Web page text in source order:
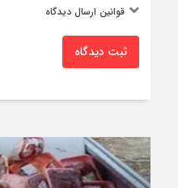
قوانین ارسال دیدگاه
ثبت دیدگاه